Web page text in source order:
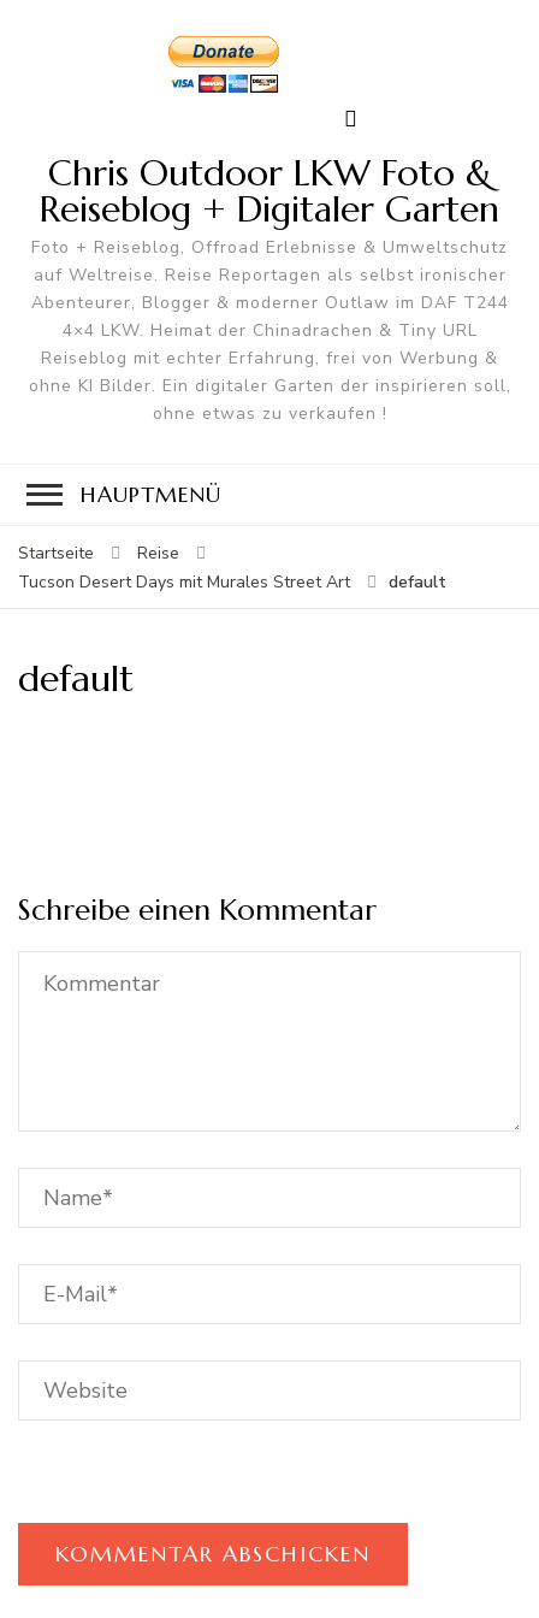
Chris Outdoor LKW Foto &
Reiseblog + Digitaler Garten
Foto + Reiseblog, Offroad Erlebnisse & Umweltschutz
auf Weltreise. Reise Reportagen als selbst ironischer
Abenteurer, Blogger & moderner Outlaw im DAF T244
4×4 LKW. Heimat der Chinadrachen & Tiny URL
Reiseblog mit echter Erfahrung, frei von Werbung &
ohne KI Bilder. Ein digitaler Garten der inspirieren soll,
ohne etwas zu verkaufen !
HAUPTMENÜ
Startseite
Reise
Tucson Desert Days mit Murales Street Art
default
default
Schreibe einen Kommentar